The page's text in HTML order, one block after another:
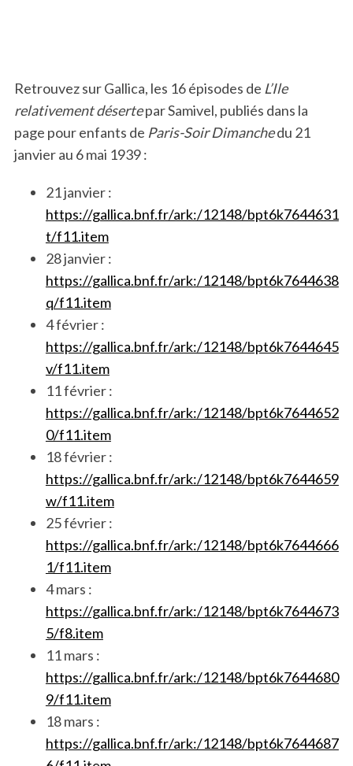
Retrouvez sur Gallica, les 16 épisodes de L’Ile
relativement désertepar Samivel, publiés dans la
page pour enfants de Paris-Soir Dimanchedu 21
janvier au 6 mai 1939 :
21 janvier :
https://gallica.bnf.fr/ark:/12148/bpt6k7644631
t/f11.item
28 janvier :
https://gallica.bnf.fr/ark:/12148/bpt6k7644638
q/f11.item
4 février :
https://gallica.bnf.fr/ark:/12148/bpt6k7644645
v/f11.item
11 février :
https://gallica.bnf.fr/ark:/12148/bpt6k7644652
0/f11.item
18 février :
https://gallica.bnf.fr/ark:/12148/bpt6k7644659
w/f11.item
25 février :
https://gallica.bnf.fr/ark:/12148/bpt6k7644666
1/f11.item
4 mars :
https://gallica.bnf.fr/ark:/12148/bpt6k7644673
5/f8.item
11 mars :
https://gallica.bnf.fr/ark:/12148/bpt6k7644680
9/f11.item
18 mars :
https://gallica.bnf.fr/ark:/12148/bpt6k7644687